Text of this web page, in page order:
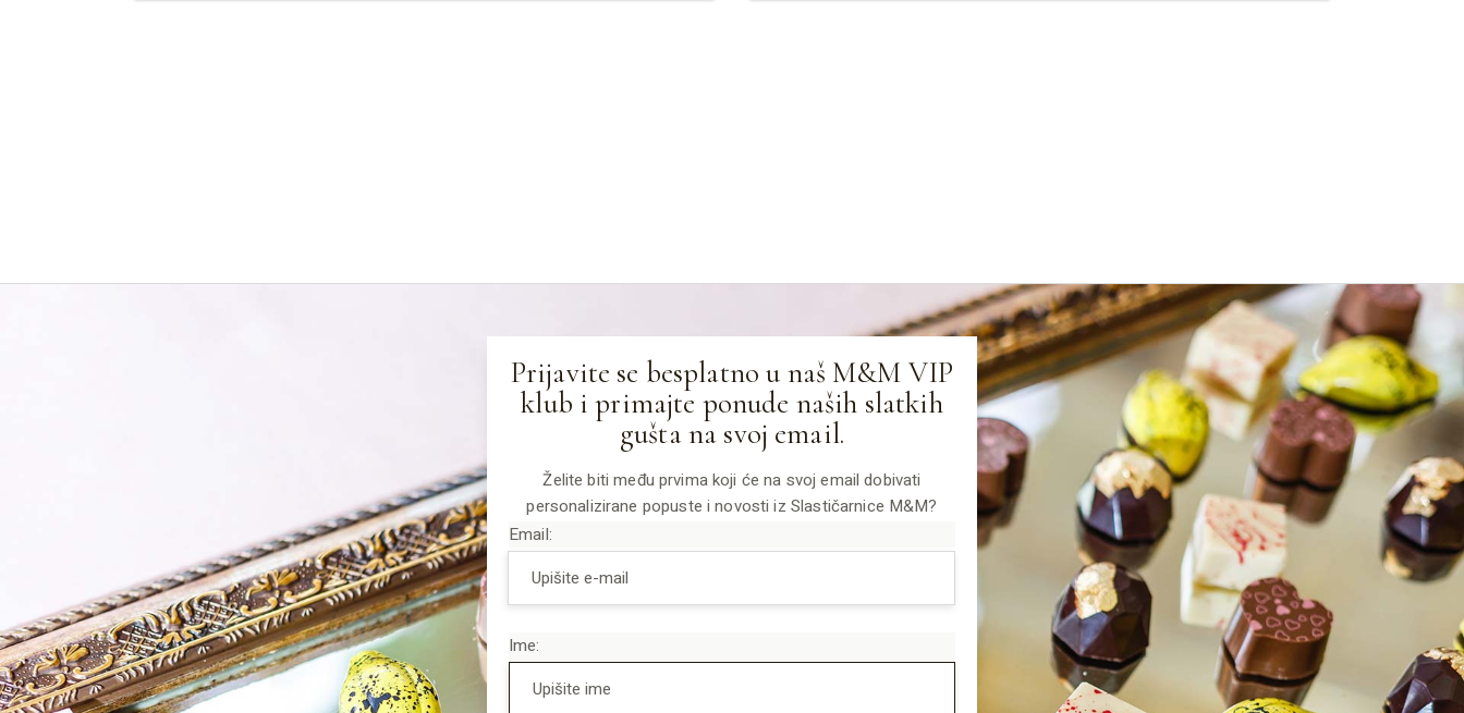
Prijavite se besplatno u naš M&M VIP
klub i primajte ponude naših slatkih
gušta na svoj email.
Želite biti među prvima koji će na svoj email dobivati
personalizirane popuste i novosti iz Slastičarnice M&M?
Email:
Ime: